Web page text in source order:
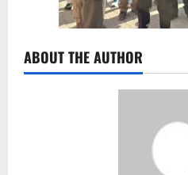
ABOUT THE AUTHOR